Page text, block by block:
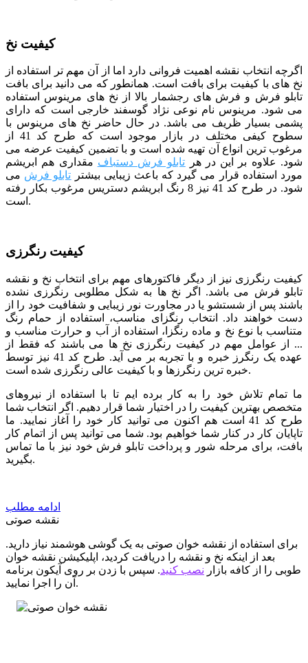
کیفیت نخ
اگرچه انتخاب نقشه اهمیت فروانی دارد اما از آن مهم تر استفاده از
نخ های با کیفیت برای بافت است. همانطور که می دانید برای بافت
تابلو فرش و فرش های رجشمار بالا از نخ های مرینوس استفاده
می شود. مرینوس نام نوعی نژاد گوسفند خارجی است که دارای
پشمی بسیار ظریف می باشد. در حال حاضر نخ های مرینوس با
سطوح کیفی مختلف در بازار موجود است که طرح کد 41 از
مرغوب ترین انواع آن تهیه شده است و با تضمین کیفیت عرضه می
شود. علاوه بر این در هر تابلو فرش دستباف مقداری هم ابریشم
مورد استفاده قرار می گیرد که باعث زیبایی بیشتر
تابلو فرش می
شود. در طرح کد 41 نیز 8 رنگ ابریشم دستریس مرغوب بکار رفته
است.
کیفیت رنگرزی
کیفیت رنگرزی نیز از دیگر فاکتورهای مهم برای انتخاب نخ و نقشه
تابلو فرش می باشد. اگر نخ ها به شکل مطلوبی رنگرزی نشده
باشند پس از شستشو یا در مجاورت نور زیبایی و شفافیت خود را از
دست خواهند داد. انتخاب رنگزای مناسب، استفاده از حمام رنگ
متناسب با نوع نخ و ماده رنگزا، استفاده از آب و حرارت مناسب و
... از عوامل مهم در کیفیت رنگرزی نخ ها می باشند که فقط از
عهده یک رنگرز خبره و با تجربه بر می آید. طرح کد 41 نیز توسط
خبره ترین رنگرزها و با کیفیت عالی رنگرزی شده است.
ما تمام تلاش خود را به کار برده ایم تا با استفاده از نیروهای
متخصص بهترین کیفیت را در اختیار شما قرار دهیم. اگر انتخاب شما
طرح کد 41 است هم اکنون می توانید کار خود را آغاز نمایید. ما
تاپایان کار در کنار شما خواهیم بود. شما می توانید پس از اتمام کار
بافت، برای مرحله شور و پرداخت تابلو فرش خود نیز با ما تماس
بگیرید.
ادامه مطلب
نقشه صوتی
برای استفاده از نقشه خوان صوتی به یک گوشی هوشمند نیاز دارید.
بعد از اینکه نخ و نقشه را دریافت کردید، اپلیکیشن نقشه خوان
طوبی را از کافه بازار نصب کنید. سپس با زدن بر روی آیکون برنامه
آن را اجرا نمایید.